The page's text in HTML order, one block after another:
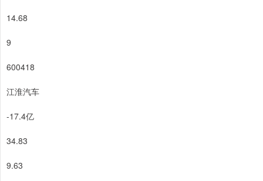
14.68
9
600418
江淮汽车
-17.4亿
34.83
9.63